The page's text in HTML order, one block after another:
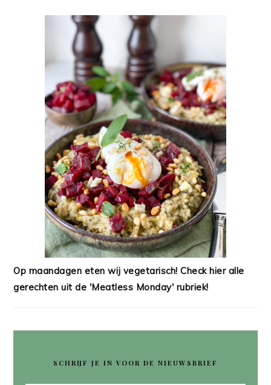
Op maandagen eten wij vegetarisch! Check hier alle
gerechten uit de 'Meatless Monday' rubriek!
SCHRIJF JE IN VOOR DE NIEUWSBRIEF